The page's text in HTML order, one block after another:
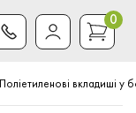
0
Поліетиленові вкладиші у